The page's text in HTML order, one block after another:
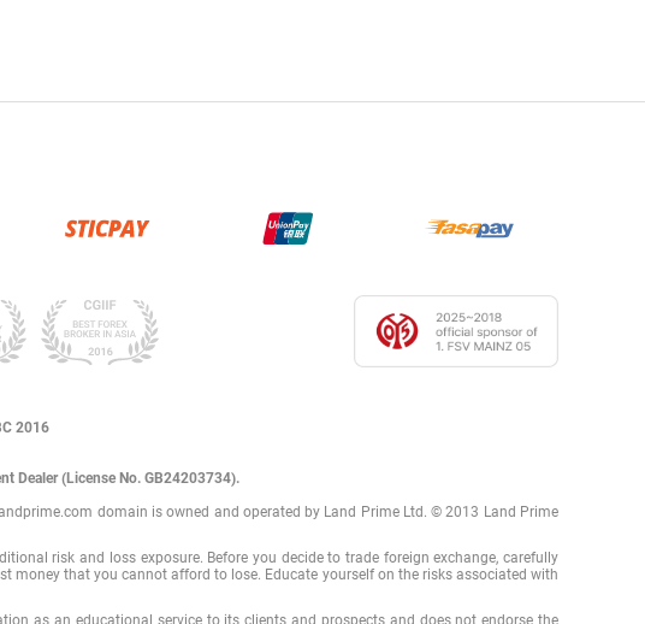
2016
Dealer (License No. GB24203734).
domain is owned and operated by Land Prime Ltd. © 2013 Land Prime
risk and loss exposure. Before you decide to trade foreign exchange, carefully
money that you cannot afford to lose. Educate yourself on the risks associated with
as an educational service to its clients and prospects and does not endorse the